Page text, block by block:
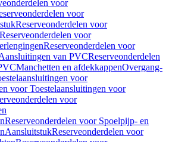
voor
voor
Reserveonderdelen voor
Reserveonderdelen voor
Reserveonderdelen voor
van PVCReserveonderdelen
Manchetten en afdekkappenOvergang-
voor
voor Toestelaansluitingen voor
voor
Reserveonderdelen voor Spoelpijp- en
AansluitstukReserveonderdelen voor